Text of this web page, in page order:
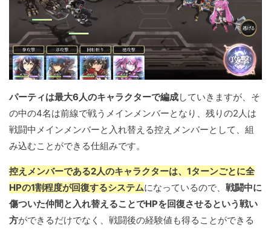
パーティは最大6人のキャラクターで編成していきますが、そ
の中の4名は前線で戦うメインメンバーとなり、残りの2人は
戦闘中メインメンバーと入れ替える控えメンバーとして、組
み込むことができる仕組みです。
控えメンバーである2人のキャラクターは、1ターンごとに全
HPの1割程度が回復するシステムになっているので、 戦闘中に
傷ついた仲間と入れ替えることでHPを回復させるという戦い
方ができるだけでなく、戦闘後の経験値も得ることができる